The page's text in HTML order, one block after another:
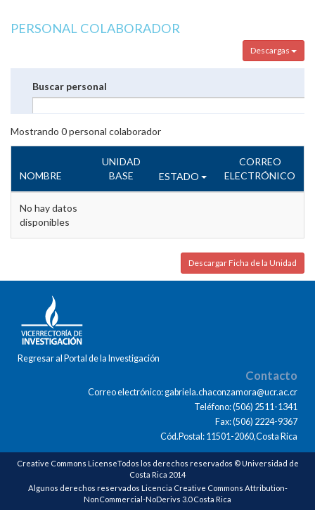
PERSONAL COLABORADOR
Descargas
Buscar personal
Mostrando 0personal colaborador
NOMBRE
UNIDAD
BASE
ESTADO
CORREO
ELECTRÓNICO
No hay datos
disponibles
Descargar Ficha de la Unidad
Regresar al Portal de la Investigación
Contacto
Correo electrónico: gabriela.chaconzamora@ucr.ac.cr
Teléfono: (506) 2511-1341
Fax: (506) 2224-9367
Cód.Postal: 11501-2060,Costa Rica
Creative Commons LicenseTodos los derechos reservados © Universidad de
Costa Rica 2014
Algunos derechos reservados Licencia Creative Commons Attribution-
NonCommercial-NoDerivs 3.0 Costa Rica